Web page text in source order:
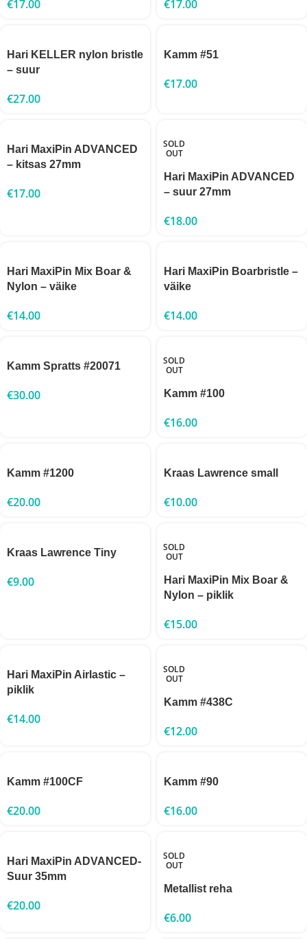
€17.00 €17.00
Hari KELLER nylon bristle
– suur
€27.00
Kamm #51
€17.00
Hari MaxiPin ADVANCED
– kitsas 27mm
€17.00
SOLD
OUT
Hari MaxiPin ADVANCED
– suur 27mm
€18.00
Hari MaxiPin Mix Boar &
Nylon – väike
€14.00
Hari MaxiPin Boarbristle –
väike
€14.00
Kamm Spratts #20071
€30.00
SOLD
OUT
Kamm #100
€16.00
Kamm #1200
€20.00
Kraas Lawrence small
€10.00
Kraas Lawrence Tiny
€9.00
SOLD
OUT
Hari MaxiPin Mix Boar &
Nylon – piklik
€15.00
Hari MaxiPin Airlastic –
piklik
€14.00
SOLD
OUT
Kamm #438C
€12.00
Kamm #100CF
€20.00
Kamm #90
€16.00
Hari MaxiPin ADVANCED-
Suur 35mm
€20.00
SOLD
OUT
Metallist reha
€6.00